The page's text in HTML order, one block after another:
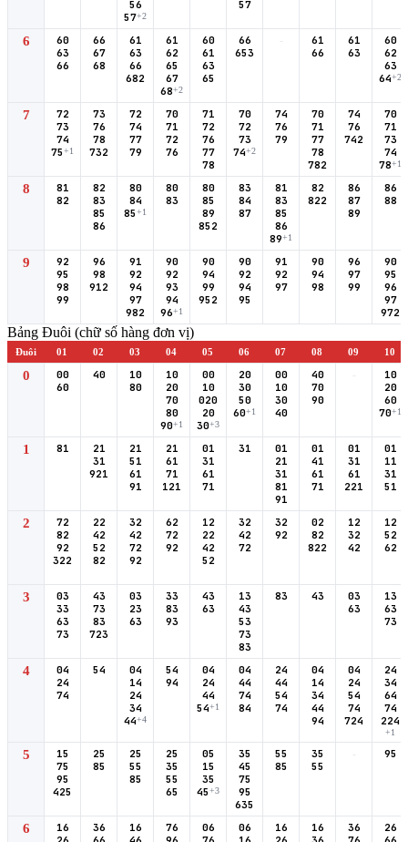
56
57+2
57
6
60
63
66
66
67
68
61
63
66
682
61
62
65
67
68+2
60
61
63
65
66
653
-
61
66
61
63
60
62
63
64+2
7
72
73
74
75+1
73
76
78
732
72
74
77
79
70
71
72
76
71
72
76
77
78
70
72
73
74+2
74
76
79
70
71
77
78
782
74
76
742
70
71
73
74
78+1
8
81
82
82
83
85
86
80
84
85+1
80
83
80
85
89
852
83
84
87
81
83
85
86
89+1
82
822
86
87
89
86
88
9
92
95
98
99
96
98
912
91
92
94
97
982
90
92
93
94
96+1
90
94
99
952
90
92
94
95
91
92
97
90
94
98
96
97
99
90
95
96
97
972
Bảng Đuôi (chữ số hàng đơn vị)
Đuôi 01 02 03 04 05 06 07 08 09 10
0
00
60
40
10
80
10
20
70
80
90+1
00
10
020
20
30+3
20
30
50
60+1
00
10
30
40
40
70
90
-
10
20
60
70+1
1 81
21
31
921
21
51
61
91
21
61
71
121
01
31
61
71
31
01
21
31
81
91
01
41
61
71
01
31
61
221
01
11
31
51
2
72
82
92
322
22
42
52
82
32
42
72
92
62
72
92
12
22
42
52
32
42
72
32
92
02
82
822
12
32
42
12
52
62
3
03
33
63
73
43
73
83
723
03
23
63
33
83
93
43
63
13
43
53
73
83
83 43
03
63
13
63
73
4
04
24
74
54
04
14
24
34
44+4
54
94
04
24
44
54+1
04
44
74
84
24
44
54
74
04
14
34
44
94
04
24
54
74
724
24
34
64
74
224
+1
5
15
75
95
425
25
85
25
55
85
25
35
55
65
05
15
35
45+3
35
45
75
95
635
55
85
35
55
- 95
6
16
36
16
76
06
06
16
16
36
26